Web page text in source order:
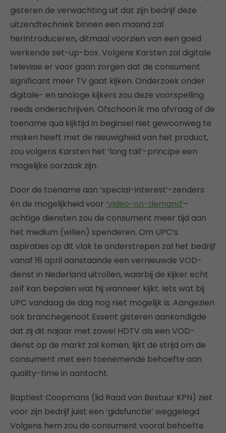
gisteren de verwachting uit dat zijn bedrijf deze
uitzendtechniek binnen een maand zal
herintroduceren, ditmaal voorzien van een goed
werkende set-up-box. Volgens Karsten zal digitale
televisie er voor gaan zorgen dat de consument
significant meer TV gaat kijken. Onderzoek onder
digitale- en anologe kijkers zou deze voorspelling
reeds onderschrijven. Ofschoon ik me afvraag of de
toename qua kijktijd in beginsel niet gewoonweg te
maken heeft met de nieuwigheid van het product,
zou volgens Karsten het ‘long tail’-principe een
mogelijke oorzaak zijn.
Door de toename aan ‘special-interest’-zenders
én de mogelijkheid voor ‘video-on-demand’–
achtige diensten zou de consument meer tijd aan
het medium (willen) spenderen. Om UPC’s
aspiraties op dit vlak te onderstrepen zal het bedrijf
vanaf 16 april aanstaande een vernieuwde VOD-
dienst in Nederland uitrollen, waarbij de kijker echt
zelf kan bepalen wat hij wanneer kijkt. Iets wat bij
UPC vandaag de dag nog niet mogelijk is. Aangezien
ook branchegenoot Essent gisteren aankondigde
dat zij dit najaar met zowel HDTV als een VOD-
dienst op de markt zal komen, lijkt de strijd om de
consument met een toenemende behoefte aan
quality-time in aantocht.
Baptiest Coopmans (lid Raad van Bestuur KPN) ziet
voor zijn bedrijf juist een ‘gidsfunctie’ weggelegd.
Volgens hem zou de consument vooral behoefte